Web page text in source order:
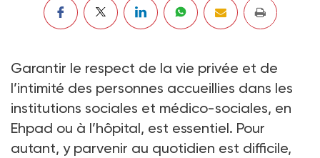
Garantir le respect de la vie privée et de
l’intimité des personnes accueillies dans les
institutions sociales et médico-sociales, en
Ehpad ou à l’hôpital, est essentiel. Pour
autant, y parvenir au quotidien est difficile,